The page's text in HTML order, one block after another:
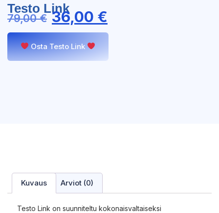
Testo Link
79,00€ 36,00 €
Osta Testo Link
Kuvaus Arviot (0)
Testo Link on suunniteltu kokonaisvaltaiseksi